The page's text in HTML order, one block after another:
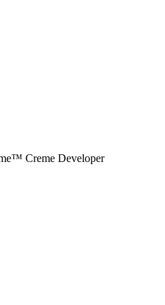
Creme Developer